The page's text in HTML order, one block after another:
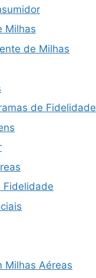
Milhas
de Milhas
de Fidelidade
Fidelidade
Milhas Aéreas